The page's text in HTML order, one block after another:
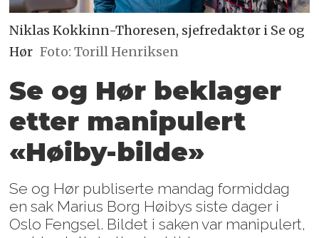
Niklas Kokkinn-Thoresen, sjefredaktør i Se og
Hør Foto: Torill Henriksen
Se og Hør beklager
etter manipulert
«Høiby-bilde»
Se og Hør publiserte mandag formiddag
en sak Marius Borg Høibys siste dager i
Oslo Fengsel. Bildet i saken var manipulert,